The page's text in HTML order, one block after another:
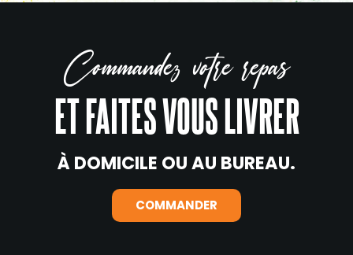
Commandez votre repas
ET FAITES VOUS LIVRER
À DOMICILE OU AU BUREAU.
COMMANDER